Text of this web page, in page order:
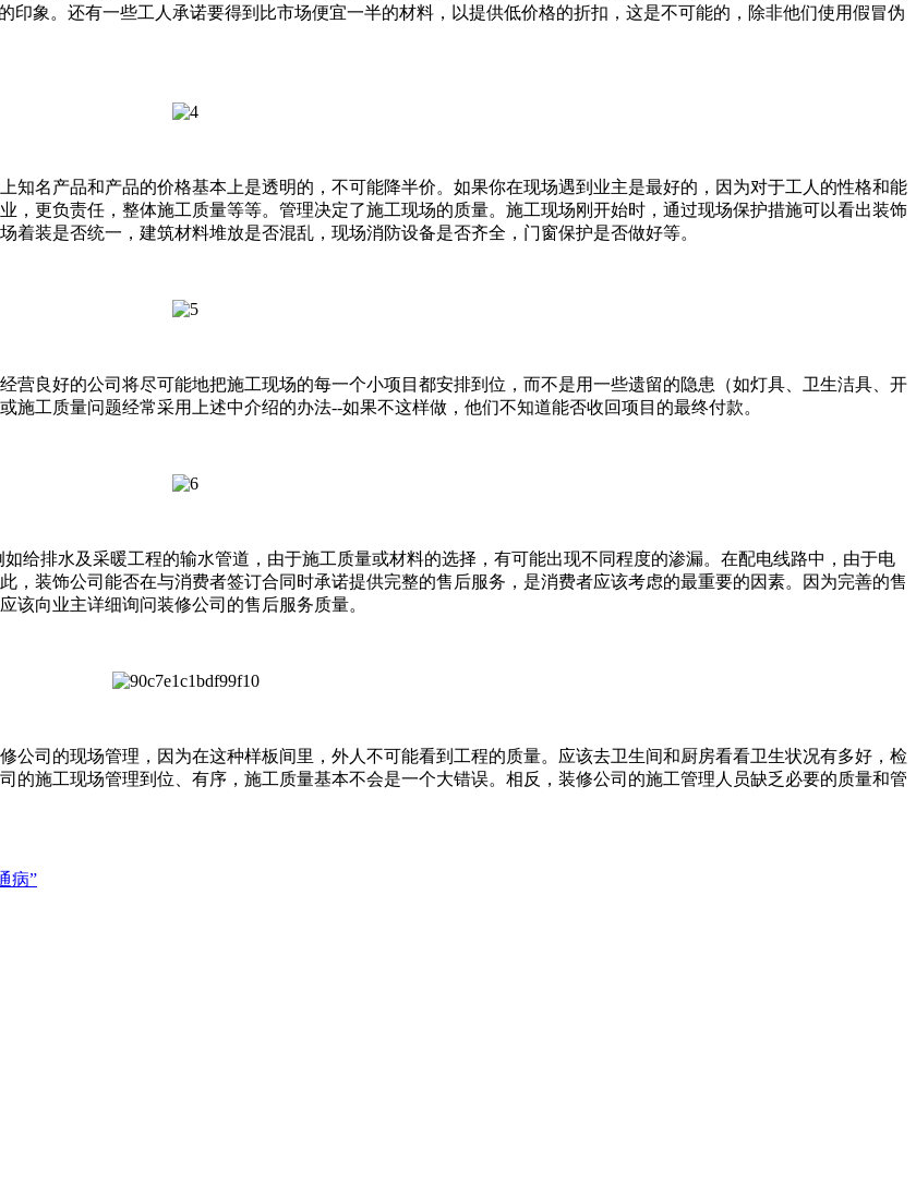
印象。还有一些工人承诺要得到比市场便宜一半的材料，以提供低价格的折扣，这是不可能的，除非他们使用假冒伪
知名产品和产品的价格基本上是透明的，不可能降半价。如果你在现场遇到业主是最好的，因为对于工人的性格和能
，更负责任，整体施工质量等等。管理决定了施工现场的质量。施工现场刚开始时，通过现场保护措施可以看出装饰
装是否统一，建筑材料堆放是否混乱，现场消防设备是否齐全，门窗保护是否做好等。
营良好的公司将尽可能地把施工现场的每一个小项目都安排到位，而不是用一些遗留的隐患（如灯具、卫生洁具、开
工质量问题经常采用上述中介绍的办法--如果不这样做，他们不知道能否收回项目的最终付款。
如给排水及采暖工程的输水管道，由于施工质量或材料的选择，有可能出现不同程度的渗漏。在配电线路中，由于电
，装饰公司能否在与消费者签订合同时承诺提供完整的售后服务，是消费者应该考虑的最重要的因素。因为完善的售
该向业主详细询问装修公司的售后服务质量。
公司的现场管理，因为在这种样板间里，外人不可能看到工程的质量。应该去卫生间和厨房看看卫生状况有多好，检
的施工现场管理到位、有序，施工质量基本不会是一个大错误。相反，装修公司的施工管理人员缺乏必要的质量和管
病”